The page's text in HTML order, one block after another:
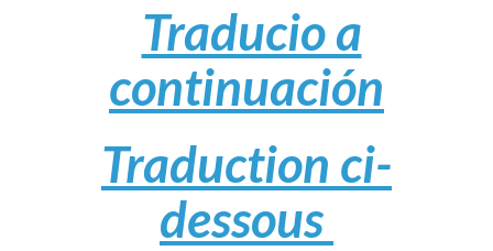
Traducio a
continuación
Traduction ci-
dessous